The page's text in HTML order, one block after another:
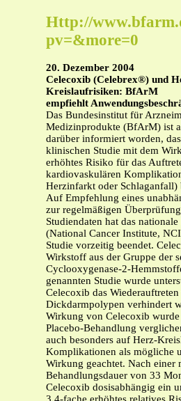
Http://
pv=&more=0
20. Dezember 2004
Celecoxib (Celebrex®) und
Kreislaufrisiken: BfArM
empfiehlt
Das Bundesinstitut für
Medizinprodukte (BfArM) ist
darüber informiert worden,
klinischen Studie mit dem
erhöhtes Risiko für das
kardiovaskulären
Herzinfarkt oder Schlaganfall)
Auf Empfehlung eines
zur regelmäßigen
Studiendaten hat das
(National Cancer Institute,
Studie vorzeitig beendet.
Wirkstoff aus der Gruppe der
Cyclooxygenase-2-
genannten Studie wurde
Celecoxib das
Dickdarmpolypen verhindert
Wirkung von Celecoxib
Placebo-Behandlung
auch besonders auf Herz-
Komplikationen als mögliche
Wirkung geachtet. Nach einer
Behandlungsdauer von 33
Celecoxib dosisabhängig ein